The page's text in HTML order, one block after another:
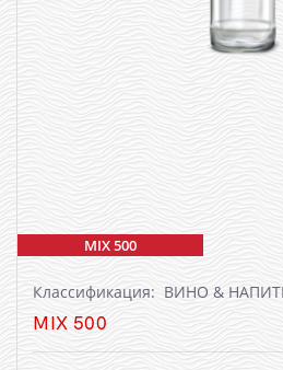
MIX 500
Классификация: ВИНО &
MIX 500